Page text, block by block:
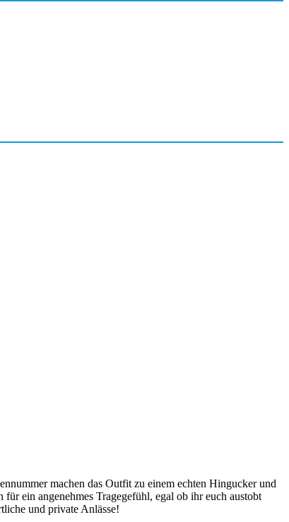
machen das Outfit zu einem echten Hingucker und
ein angenehmes Tragegefühl, egal ob ihr euch austobt
und private Anlässe!